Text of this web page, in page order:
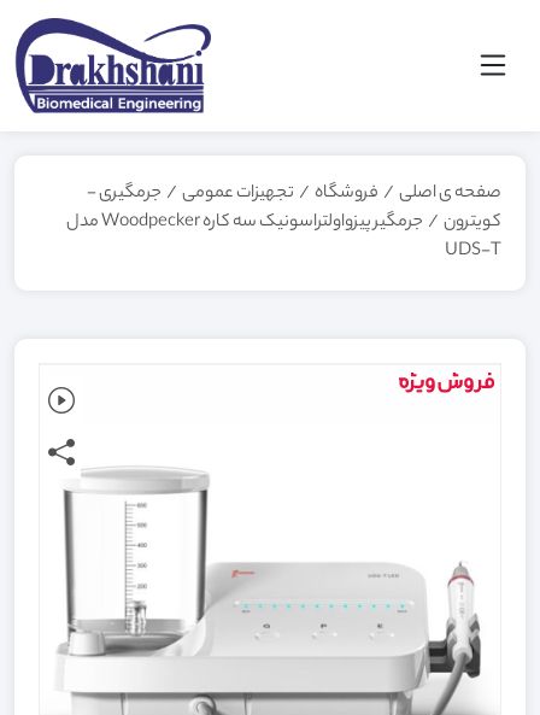
صفحه ی اصلی / فروشگاه / تجهیزات عمومی / جرمگیری -
کویترون /
جرمگير پيزواولتراسونيک سه کاره Woodpecker مدل
UDS-T